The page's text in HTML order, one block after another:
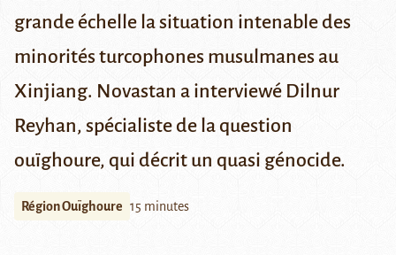
grande échelle la situation intenable des
minorités turcophones musulmanes au
Xinjiang. Novastan a interviewé Dilnur
Reyhan, spécialiste de la question
ouïghoure, qui décrit un quasi génocide.
Région Ouïghoure 15 minutes